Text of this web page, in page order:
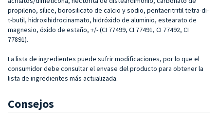
propileno, sílice, borosilicato de calcio y sodio, pentaeritritil tetra-di-
t-butil, hidroxihidrocinamato, hidróxido de aluminio, estearato de
magnesio, óxido de estaño, +/- (CI 77499, CI 77491, CI 77492, CI
77891).
La lista de ingredientes puede sufrir modificaciones, por lo que el
consumidor debe consultar el envase del producto para obtener la
lista de ingredientes más actualizada.
Consejos